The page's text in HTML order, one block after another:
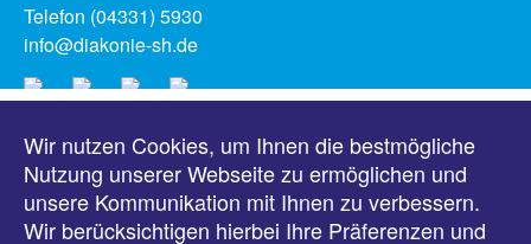
Telefon (04331) 5930
info@diakonie-sh.de
Meldungen
Veranstaltungen
Wir nutzen Cookies, um Ihnen die bestmögliche
Nutzung unserer Webseite zu ermöglichen und
unsere Kommunikation mit Ihnen zu verbessern.
Wir berücksichtigen hierbei Ihre Präferenzen und